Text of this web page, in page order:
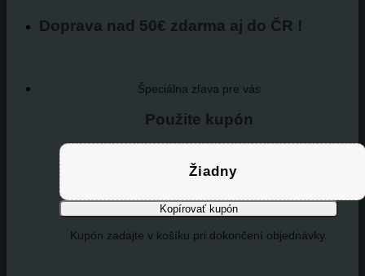
Doprava nad 50€ zdarma aj do ČR !
Špeciálna zľava pre vás
Použite kupón
Žiadny
Kopírovať kupón
Kupón zadajte v košíku pri dokončení objednávky.